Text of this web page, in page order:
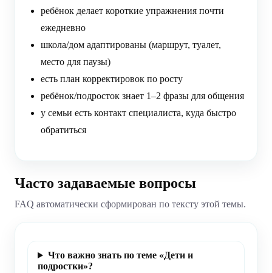
ребёнок делает короткие упражнения почти
ежедневно
школа/дом адаптированы (маршрут, туалет,
место для паузы)
есть план корректировок по росту
ребёнок/подросток знает 1–2 фразы для общения
у семьи есть контакт специалиста, куда быстро
обратиться
Часто задаваемые вопросы
FAQ автоматически сформирован по тексту этой темы.
Что важно знать по теме «Дети и
подростки»?